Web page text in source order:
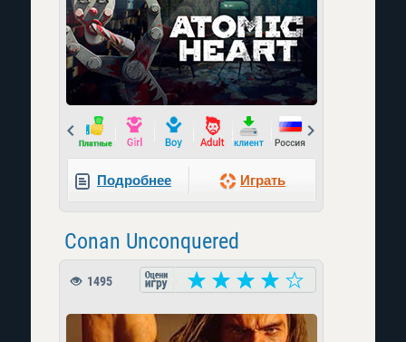
Prev
Подробнее Играть
Conan Unconquered
1495